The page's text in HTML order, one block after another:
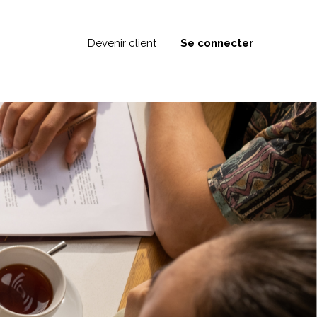
Devenir client Se connecter